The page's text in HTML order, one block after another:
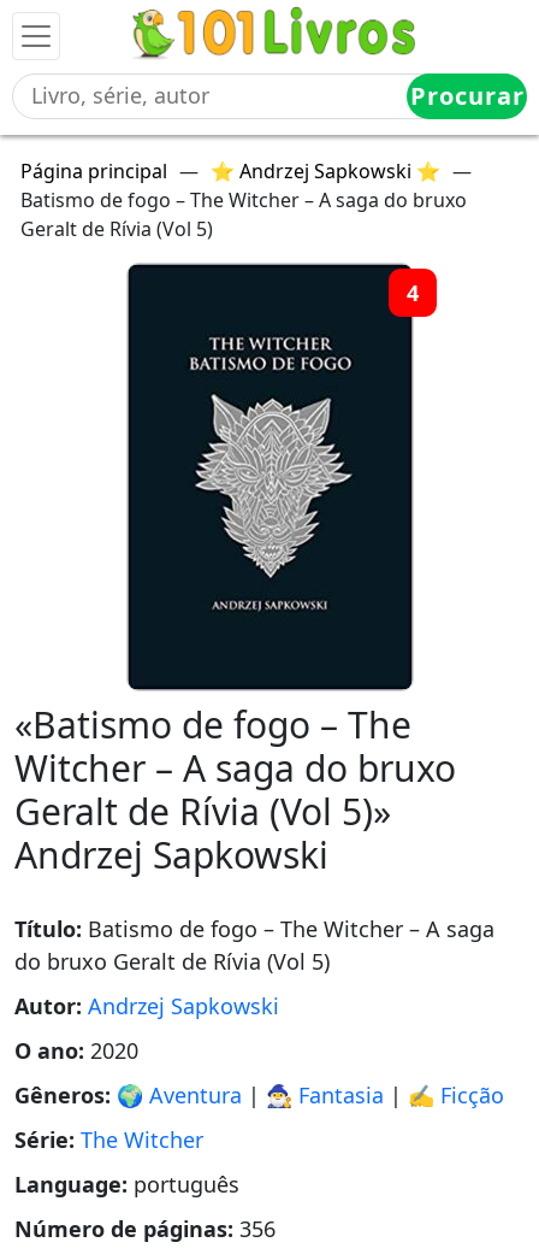
Procurar
Página principal — ⭐ Andrzej Sapkowski ⭐ —
Batismo de fogo – The Witcher – A saga do bruxo
Geralt de Rívia (Vol 5)
4
«Batismo de fogo – The
Witcher – A saga do bruxo
Geralt de Rívia (Vol 5)»
Andrzej Sapkowski
Título: Batismo de fogo – The Witcher – A saga
do bruxo Geralt de Rívia (Vol 5)
Autor: Andrzej Sapkowski
O ano: 2020
Gêneros: 🌍 Aventura | 🧙‍♂️ Fantasia | ✍️ Ficção
Série: The Witcher
Language: português
Número de páginas: 356